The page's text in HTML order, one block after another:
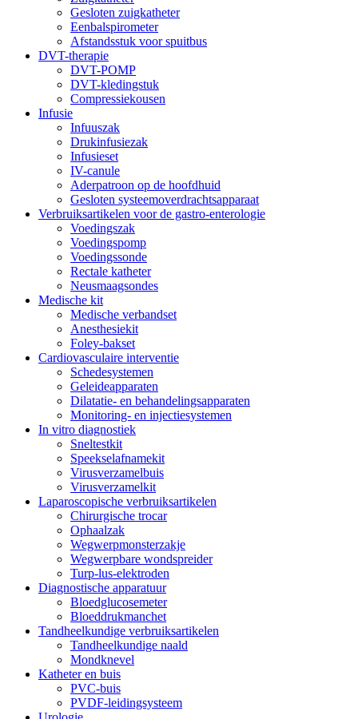
Gesloten zuigkatheter
Eenbalspirometer
Afstandsstuk voor spuitbus
DVT-therapie
DVT-POMP
DVT-kledingstuk
Compressiekousen
Infusie
Infuuszak
Drukinfusiezak
Infusieset
IV-canule
Aderpatroon op de hoofdhuid
Gesloten systeemoverdrachtsapparaat
Verbruiksartikelen voor de gastro-enterologie
Voedingszak
Voedingspomp
Voedingssonde
Rectale katheter
Neusmaagsondes
Medische kit
Medische verbandset
Anesthesiekit
Foley-bakset
Cardiovasculaire interventie
Schedesystemen
Geleideapparaten
Dilatatie- en behandelingsapparaten
Monitoring- en injectiesystemen
In vitro diagnostiek
Sneltestkit
Speekselafnamekit
Virusverzamelbuis
Virusverzamelkit
Laparoscopische verbruiksartikelen
Chirurgische trocar
Ophaalzak
Wegwerpmonsterzakje
Wegwerpbare wondspreider
Turp-lus-elektroden
Diagnostische apparatuur
Bloedglucosemeter
Bloeddrukmanchet
Tandheelkundige verbruiksartikelen
Tandheelkundige naald
Mondknevel
Katheter en buis
PVC-buis
PVDF-leidingsysteem